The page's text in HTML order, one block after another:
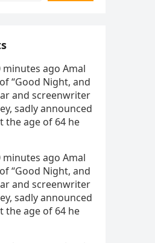
minutes ago Amal
“Good Night, and
and screenwriter
sadly announced
the age of 64 he
minutes ago Amal
“Good Night, and
and screenwriter
sadly announced
the age of 64 he